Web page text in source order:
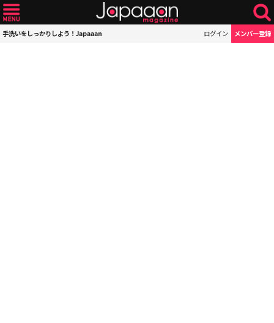
手洗いをしっかりしよう！Japaaan ログイン メンバー登録